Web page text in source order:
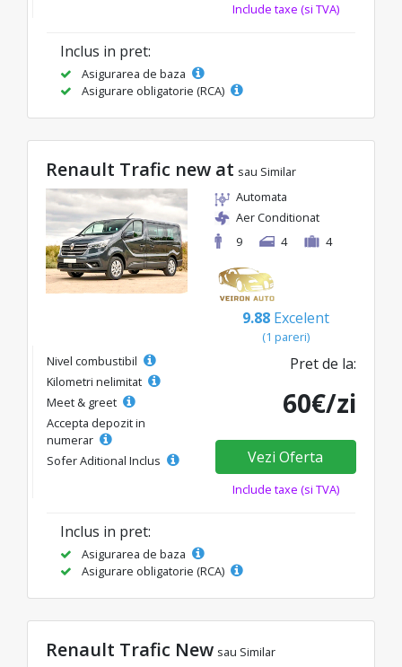
Include taxe (si TVA)
Inclus in pret:
Asigurarea de baza
Asigurare obligatorie (RCA)
Renault Trafic new at sau Similar
Automata
Aer Conditionat
9
4 4
9.88 Excelent
(1 pareri)
Nivel combustibil
Kilometri nelimitat
Meet & greet
Accepta depozit in
numerar
Sofer Aditional Inclus
Pret de la:
60€/zi
Vezi Oferta
Include taxe (si TVA)
Inclus in pret:
Asigurarea de baza
Asigurare obligatorie (RCA)
Renault Trafic New sau Similar